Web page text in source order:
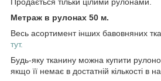
Метраж в рулонах 50 м.
Весь асортимент інших бавовняних
тут.
Будь-яку тканину можна купити
якщо її немає в достатній кількості в